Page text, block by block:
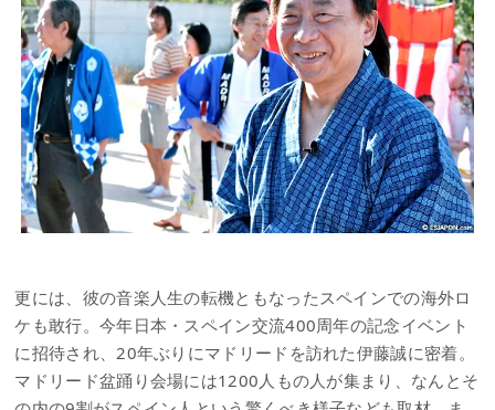
更には、彼の音楽人生の転機ともなったスペインでの海外ロ
ケも敢行。今年日本・スペイン交流400周年の記念イベント
に招待され、20年ぶりにマドリードを訪れた伊藤誠に密着。
マドリード盆踊り会場には1200人もの人が集まり、なんとそ